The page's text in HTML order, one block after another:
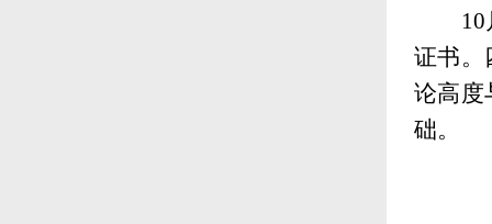
证书。
论高度
础。